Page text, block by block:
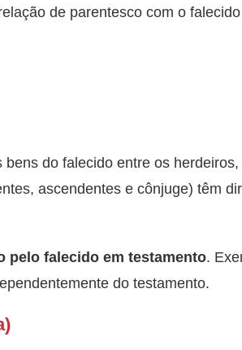
de parentesco com o
do falecido entre os
ascendentes e cônjuge) têm
pelo falecido em testamento.
do testamento.